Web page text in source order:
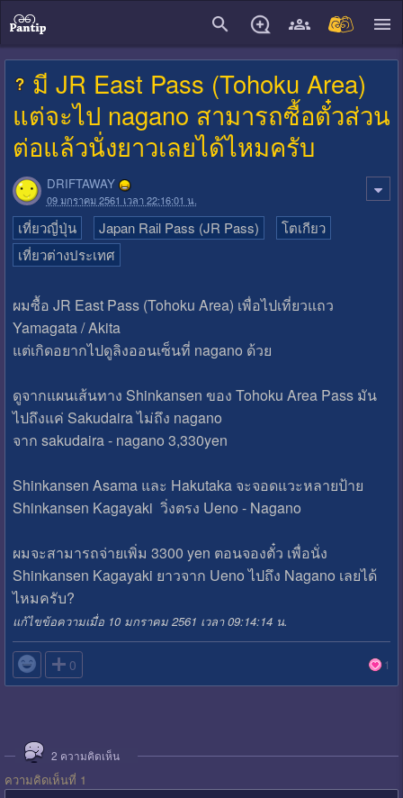
มี JR East Pass (Tohoku Area)
แต่จะไป nagano สามารถซื้อตั๋วส่วน
ต่อแล้วนั่งยาวเลยได้ไหมครับ
DRIFTAWAY
09 มกราคม 2561 เวลา 22:16:01 น.
เที่ยวญี่ปุ่น Japan Rail Pass (JR Pass)
โตเกียว
เที่ยวต่างประเทศ
ผมซื้อ JR East Pass (Tohoku Area) เพื่อไปเที่ยวแถว
Yamagata / Akita
แต่เกิดอยากไปดูลิงออนเซ็นที่ nagano ด้วย
ดูจากแผนเส้นทาง Shinkansen ของ Tohoku Area Pass มัน
ไปถึงแค่ Sakudaira ไม่ถึง nagano
จาก sakudaira - nagano 3,330yen
Shinkansen Asama และ Hakutaka จะจอดแวะหลายป้าย
Shinkansen Kagayaki วิ่งตรง Ueno - Nagano
ผมจะสามารถจ่ายเพิ่ม 3300 yen ตอนจองตั๋ว เพื่อนั่ง
Shinkansen Kagayaki ยาวจาก Ueno ไปถึง Nagano เลยได้
ไหมครับ?
แก้ไขข้อความเมื่อ 10 มกราคม 2561 เวลา 09:14:14 น.
 0 1
2 ความคิดเห็น
ความคิดเห็นที่ 1
close